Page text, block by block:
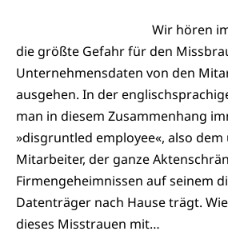
Wir hören
die größte Gefahr für den
Unternehmensdaten von den
ausgehen. In der
man in diesem Zusammenhang
»disgruntled employee«, also
Mitarbeiter, der ganze
Firmengeheimnissen auf seinem
Datenträger nach Hause trägt.
dieses Misstrauen mit…